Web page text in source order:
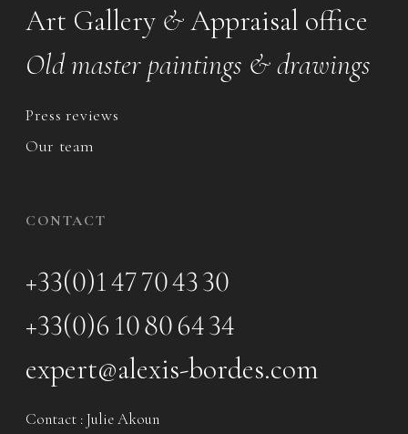
Art Gallery &Appraisal office
Old master paintings & drawings
Press reviews
Our team
CONTACT
+33(0)1 47 70 43 30
+33(0)6 10 80 64 34
expert@alexis-bordes.com
Contact : Julie Akoun